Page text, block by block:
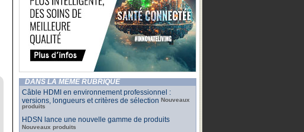
DANS LA MÊME RUBRIQUE
Câble HDMI en environnement professionnel :
versions, longueurs et critères de sélection Nouveaux
produits
HDSN lance une nouvelle gamme de produits
Nouveaux produits